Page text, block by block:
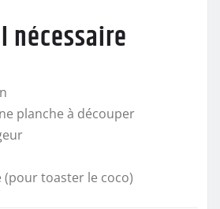
planche à découper
(pour toaster le coco)